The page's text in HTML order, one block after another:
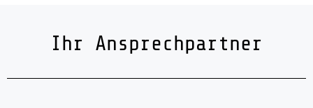
Ihr Ansprechpartner